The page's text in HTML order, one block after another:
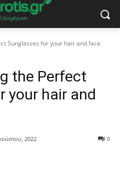
Sunglasses for your hair and face
the Perfect
your hair and
2022 0